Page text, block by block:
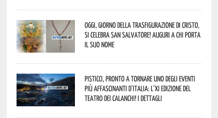
Oggi, giorno della Trasfigurazione di Cristo,
si celebra San Salvatore! Auguri a chi porta
il suo nome
Pisticci, pronto a tornare uno degli eventi
più affascinanti d’Italia: l’XI edizione del
Teatro dei Calanchi! I dettagli